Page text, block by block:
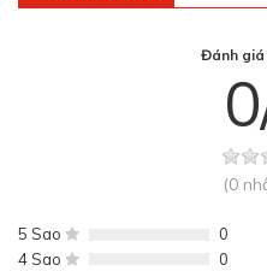
Đánh giá
(0
5 Sao
0
4 Sao
0